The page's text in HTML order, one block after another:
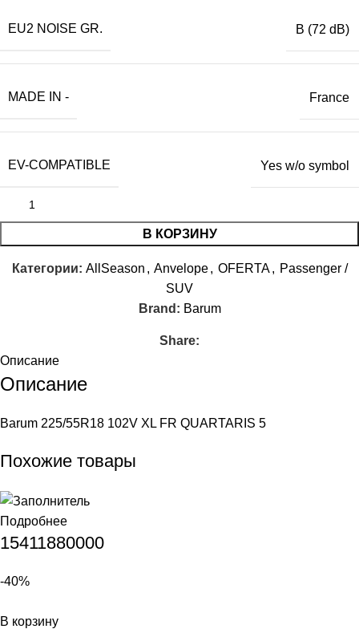
EU2 NOISE GR. B (72 dB)
MADE IN - France
EV-COMPATIBLE Yes w/o symbol
В КОРЗИНУ
Категории: AllSeason , Anvelope , OFERTA , Passenger /
SUV
Brand: Barum
Share:
Описание
Описание
Barum 225/55R18 102V XL FR QUARTARIS 5
Похожие товары
Подробнее
15411880000
-40%
В корзину